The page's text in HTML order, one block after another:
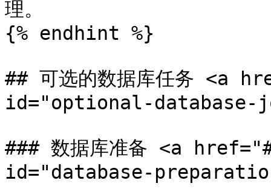
理。
{% endhint %}
## 可选的数据库任务 <a
id="optional-database-
### 数据库准备 <a
id="database-